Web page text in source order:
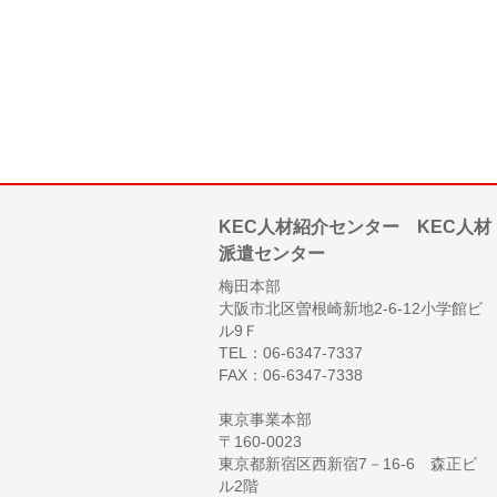
KEC人材紹介センター KEC人材
派遣センター
梅田本部
大阪市北区曽根崎新地2-6-12小学館ビ
ル9Ｆ
TEL：06-6347-7337
FAX：06-6347-7338
東京事業本部
〒160-0023
東京都新宿区西新宿7－16-6 森正ビ
ル2階